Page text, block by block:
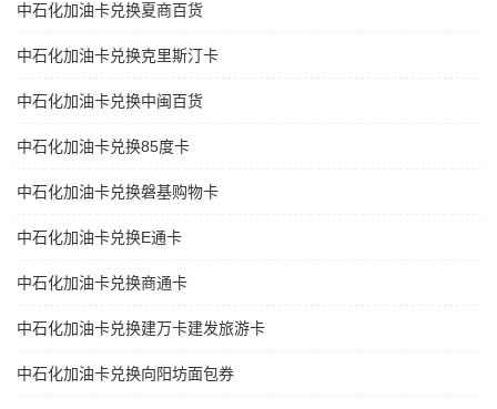
中石化加油卡兑换夏商百货
中石化加油卡兑换克里斯汀卡
中石化加油卡兑换中闽百货
中石化加油卡兑换85度卡
中石化加油卡兑换磐基购物卡
中石化加油卡兑换E通卡
中石化加油卡兑换商通卡
中石化加油卡兑换建万卡建发旅游卡
中石化加油卡兑换向阳坊面包券